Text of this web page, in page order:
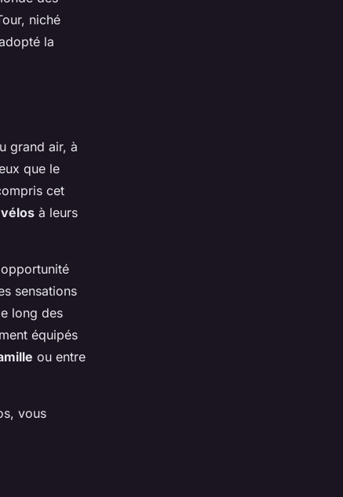
niché
la
grand air, à
que le
cet
à leurs
sensations
long des
équipés
ou entre
vous